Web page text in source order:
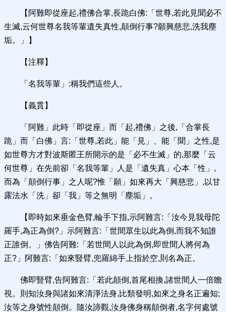
【阿難即從座起,禮佛合掌,長跪白佛:「世尊,若此見聞必不
生滅,云何世尊名我等輩遺失真性,顛倒行事?願興慈悲,洗我塵
垢。」】
【注釋】
「名我等輩」:稱我們這些人。
【義貫】
「阿難」此時「即從座」而「起,禮佛」之後,「合掌長
跪」而「白佛」言:「世尊,若此」能「見」、能「聞」之性,是
如世尊方才對波斯匿王所開示的是「必不生滅」的,那麼「云
何世尊」在先前卻「名我等輩」人是「遺失真」心本「性」,
而為「顛倒行事」之人呢?惟「願」如來再大「興慈悲」,以甘
露法水「洗」卻「我」等之無明「塵垢」。
【即時如來垂金色臂,輪手下指,示阿難言:「汝今見我母陀
羅手,為正為倒?」示阿難言:「世間眾生以此為倒,而我不知誰
正誰倒。」佛告阿難:「若世間人以此為倒,即世間人將何為
正?」阿難言:「如來豎臂,兜羅綿手上指於空,則名為正。
佛即豎臂,告阿難言:「若此顛倒,首尾相換,諸世間人一倍瞻
視。則知汝身與諸如來清淨法身,比類發明,如來之身名正遍知;
汝等之身號性顛倒。隨汝諦觀,汝身佛身稱顛倒者,名字何處號